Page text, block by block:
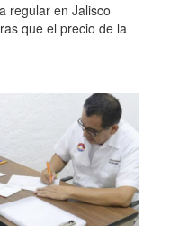
regular en Jalisco
que el precio de la